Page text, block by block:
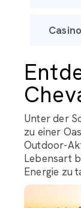
Unter der
zu einer
Outdoor-
Lebensart
Energie zu